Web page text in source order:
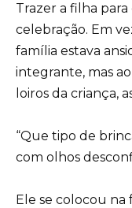
Trazer a filha para
celebração. Em
família estava
integrante, mas
loiros da criança,
“Que tipo de
com olhos
Ele se colocou na